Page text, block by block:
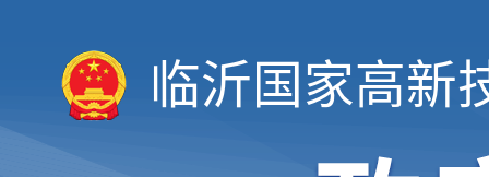
临沂国家高新